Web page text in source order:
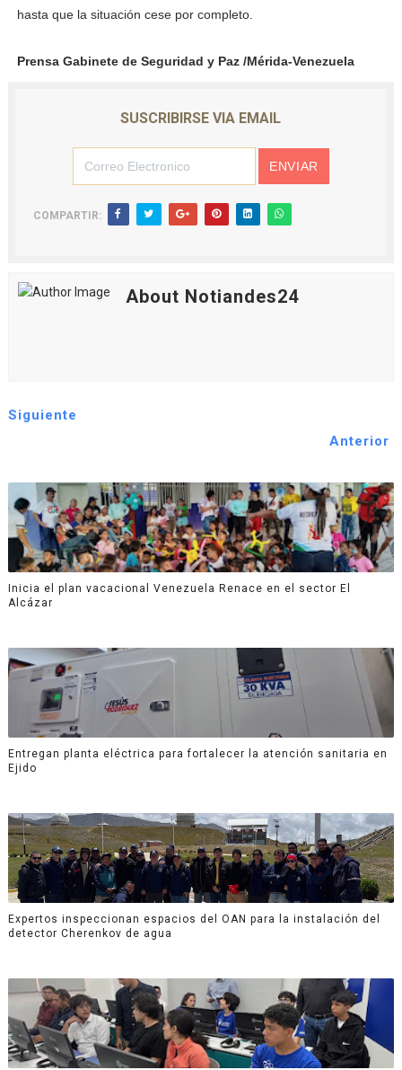
hasta que la situación cese por completo.
Prensa Gabinete de Seguridad y Paz /Mérida-Venezuela
SUSCRIBIRSE VIA EMAIL
COMPARTIR:
About Notiandes24
Siguiente
Anterior
Inicia el plan vacacional Venezuela Renace en el sector El
Alcázar
Entregan planta eléctrica para fortalecer la atención sanitaria en
Ejido
Expertos inspeccionan espacios del OAN para la instalación del
detector Cherenkov de agua